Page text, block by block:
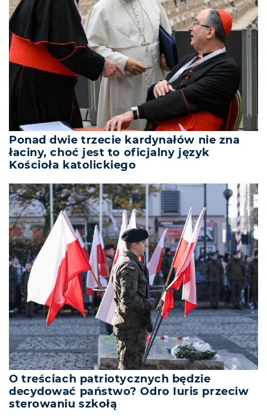
Ponad dwie trzecie kardynałów nie zna
łaciny, choć jest to oficjalny język
Kościoła katolickiego
O treściach patriotycznych będzie
decydować państwo? Odro Iuris przeciw
sterowaniu szkołą